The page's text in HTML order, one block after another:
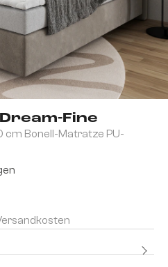
Fine
Bonell-Matratze PU-